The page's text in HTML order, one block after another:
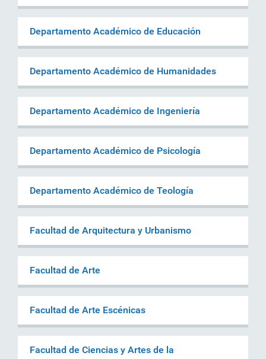
Departamento Académico de Educación
Departamento Académico de Humanidades
Departamento Académico de Ingeniería
Departamento Académico de Psicología
Departamento Académico de Teología
Facultad de Arquitectura y Urbanismo
Facultad de Arte
Facultad de Arte Escénicas
Facultad de Ciencias y Artes de la